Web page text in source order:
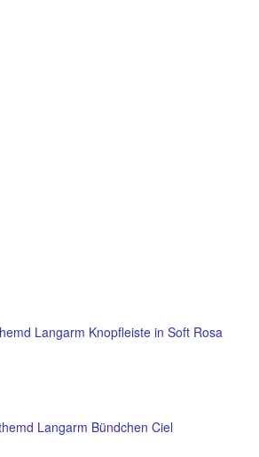
Langarm Knopfleiste in Soft Rosa